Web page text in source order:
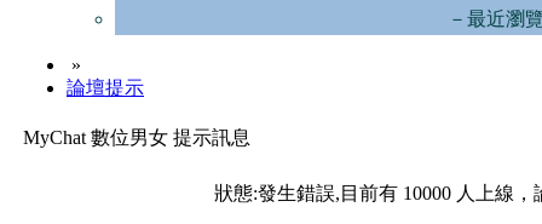
－最近瀏
»
論壇提示
MyChat 數位男女 提示訊息
狀態:發生錯誤,目前有 10000 人上線